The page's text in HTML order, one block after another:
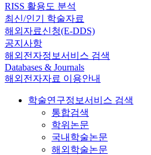
RISS 활용도 분석
최신/인기 학술자료
해외자료신청(E-DDS)
공지사항
해외전자정보서비스 검색
Databases & Journals
해외전자자료 이용안내
학술연구정보서비스 검색
통합검색
학위논문
국내학술논문
해외학술논문